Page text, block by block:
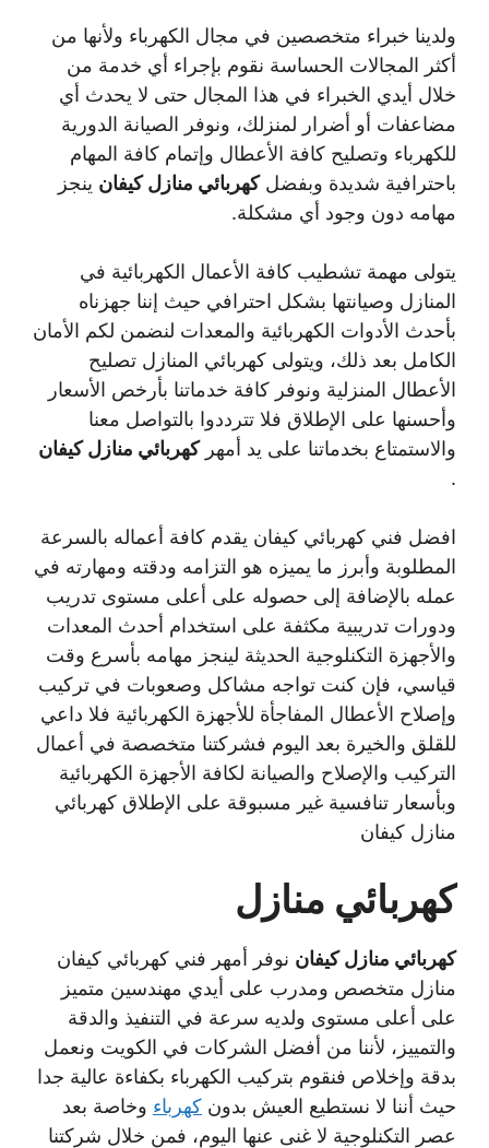
ولدينا خبراء متخصصين في مجال الكهرباء ولأنها من
أكثر المجالات الحساسة نقوم بإجراء أي خدمة من
خلال أيدي الخبراء في هذا المجال حتى لا يحدث أي
مضاعفات أو أضرار لمنزلك، ونوفر الصيانة الدورية
للكهرباء وتصليح كافة الأعطال وإتمام كافة المهام
باحترافية شديدة وبفضلكهربائي منازل كيفان ينجز
مهامه دون وجود أي مشكلة.
يتولى مهمة تشطيب كافة الأعمال الكهربائية في
المنازل وصيانتها بشكل احترافي حيث إننا جهزناه
بأحدث الأدوات الكهربائية والمعدات لنضمن لكم الأمان
الكامل بعد ذلك، ويتولى كهربائي المنازل تصليح
الأعطال المنزلية ونوفر كافة خدماتنا بأرخص الأسعار
وأحسنها على الإطلاق فلا تترددوا بالتواصل معنا
والاستمتاع بخدماتنا على يد أمهركهربائي منازل كيفان
.
افضل فني كهربائي كيفان يقدم كافة أعماله بالسرعة
المطلوبة وأبرز ما يميزه هو التزامه ودقته ومهارته في
عمله بالإضافة إلى حصوله على أعلى مستوى تدريب
ودورات تدريبية مكثفة على استخدام أحدث المعدات
والأجهزة التكنلوجية الحديثة لينجز مهامه بأسرع وقت
قياسي، فإن كنت تواجه مشاكل وصعوبات في تركيب
وإصلاح الأعطال المفاجأة للأجهزة الكهربائية فلا داعي
للقلق والخيرة بعد اليوم فشركتنا متخصصة في أعمال
التركيب والإصلاح والصيانة لكافة الأجهزة الكهربائية
وبأسعار تنافسية غير مسبوقة على الإطلاق كهربائي
منازل كيفان
كهربائي منازل
كهربائي منازل كيفان نوفر أمهر فني كهربائي كيفان
منازل متخصص ومدرب على أيدي مهندسين متميز
على أعلى مستوى ولديه سرعة في التنفيذ والدقة
والتمييز، لأننا من أفضل الشركات في الكويت ونعمل
بدقة وإخلاص فنقوم بتركيب الكهرباء بكفاءة عالية جدا
حيث أننا لا نستطيع العيش بدون كهرباء وخاصة بعد
عصر التكنلوجية لا غنى عنها اليوم، فمن خلال شركتنا